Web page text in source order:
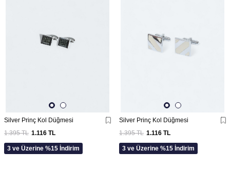
Silver Prinç Kol Düğmesi
1.395TL 1.116 TL
3 ve Üzerine %15 İndirim
Silver Prinç Kol Düğmesi
1.395TL 1.116 TL
3 ve Üzerine %15 İndirim